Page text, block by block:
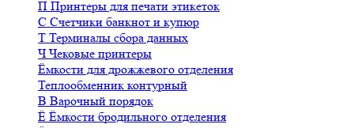
П Принтеры для печати этикеток
С Счетчики банкнот и купюр
Т Терминалы сбора данных
ЧЧековые принтеры
Ёмкости для дрожжевого отделения
Теплообменник контурный
В Варочный порядок
Ё Ёмкости бродильного отделения